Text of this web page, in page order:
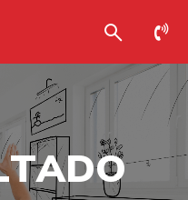
TADO